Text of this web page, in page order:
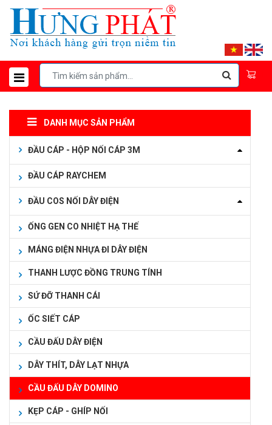
DANH MỤC SẢN PHẨM
ĐẦU CÁP - HỘP NỐI CÁP 3M
ĐẦU CÁP RAYCHEM
ĐẦU COS NỐI DÂY ĐIỆN
ỐNG GEN CO NHIỆT HẠ THẾ
MÁNG ĐIỆN NHỰA ĐI DÂY ĐIỆN
THANH LƯỢC ĐỒNG TRUNG TÍNH
SỨ ĐỠ THANH CÁI
ỐC SIẾT CÁP
CẦU ĐẤU DÂY ĐIỆN
DÂY THÍT, DÂY LẠT NHỰA
CẦU ĐẤU DÂY DOMINO
KẸP CÁP - GHÍP NỐI